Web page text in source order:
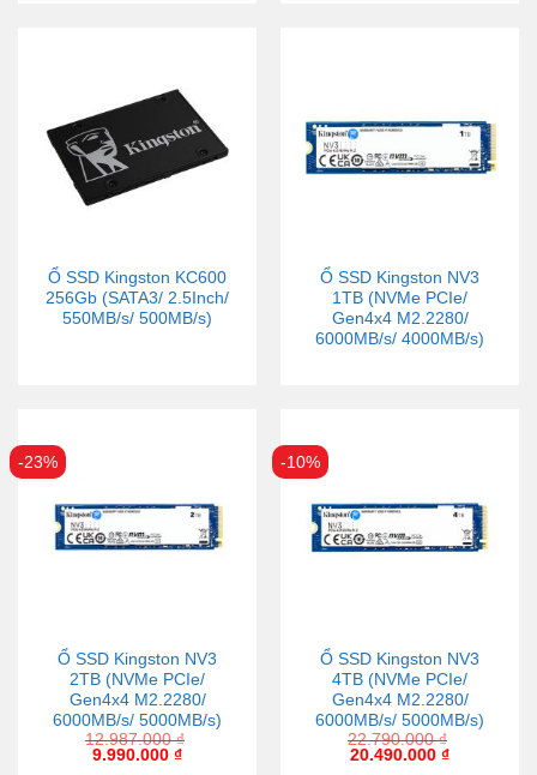
Ổ SSD Kingston KC600
256Gb (SATA3/ 2.5Inch/
550MB/s/ 500MB/s)
Ổ SSD Kingston NV3
1TB (NVMe PCIe/
Gen4x4 M2.2280/
6000MB/s/ 4000MB/s)
-23%
Ổ SSD Kingston NV3
2TB (NVMe PCIe/
Gen4x4 M2.2280/
6000MB/s/ 5000MB/s)
12.987.000₫
9.990.000 ₫
-10%
Ổ SSD Kingston NV3
4TB (NVMe PCIe/
Gen4x4 M2.2280/
6000MB/s/ 5000MB/s)
22.790.000₫
20.490.000 ₫